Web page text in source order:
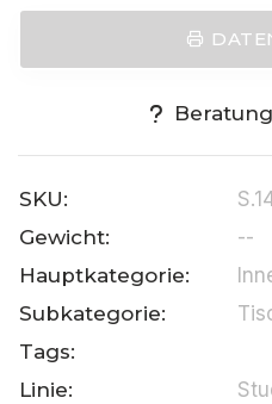
SKU:
Gewicht:
--
Hauptkategorie:
Subkategorie:
Tags:
Linie: